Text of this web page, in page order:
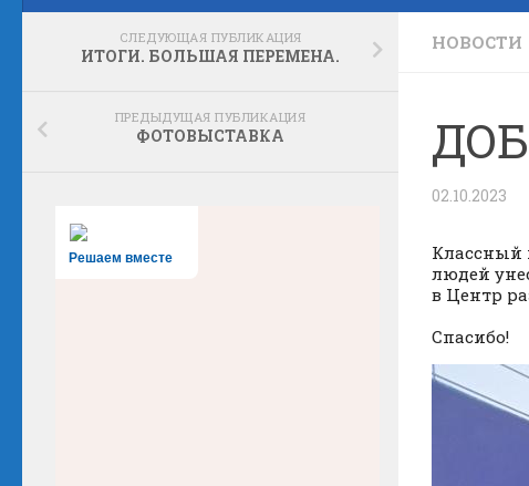
НОВОСТИ
02.10.2023
Классный
людей
в Центр
Спасибо!
СЛЕДУЮЩАЯ ПУБЛИКАЦИЯ
ИТОГИ. БОЛЬШАЯ ПЕРЕМЕНА.
ПРЕДЫДУЩАЯ ПУБЛИКАЦИЯ
ФОТОВЫСТАВКА
Решаем вместе